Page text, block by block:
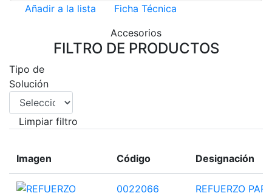
Añadir a la lista
Ficha Técnica
Accesorios
FILTRO DE PRODUCTOS
Tipo de
Solución
Limpiar filtro
Imagen Código Designación
0022066
REFUERZO